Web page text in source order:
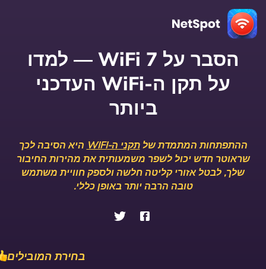
הסבר על WiFi 7 — למדו
על תקן ה-WiFi העדכני
ביותר
ההתפתחות המתמדת שלתקני ה-WIFI
היא הסיבה לכך
שראוטר חדש יכול לשפר משמעותית את מהירות החיבור
שלך, לבטל אזורי קליטה חלשה ולספק חוויית משתמש
טובה הרבה יותר באופן כללי.
בחירת המובילים